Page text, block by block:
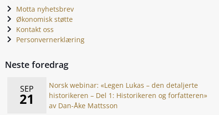
Motta nyhetsbrev
Økonomisk støtte
Kontakt oss
Personvernerklæring
Neste foredrag
SEP
21
Norsk webinar: «Legen Lukas – den detaljerte
historikeren – Del 1: Historikeren og forfatteren»
av Dan-Åke Mattsson